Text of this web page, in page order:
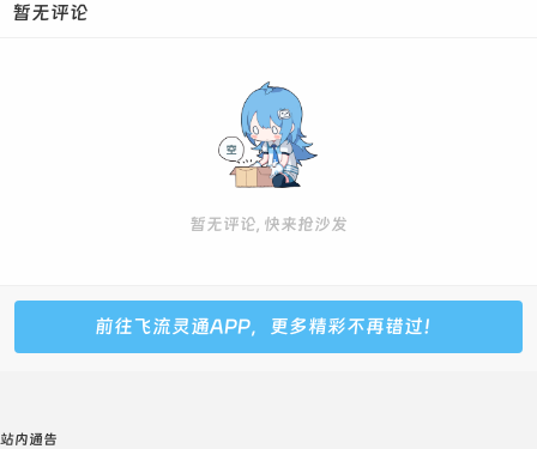
暂无评论
暂无评论, 快来抢沙发
前往飞流灵通APP，更多精彩不再错过！
站内通告